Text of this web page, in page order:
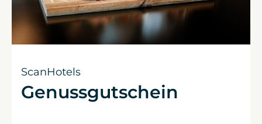
ScanHotels
Genussgutschein